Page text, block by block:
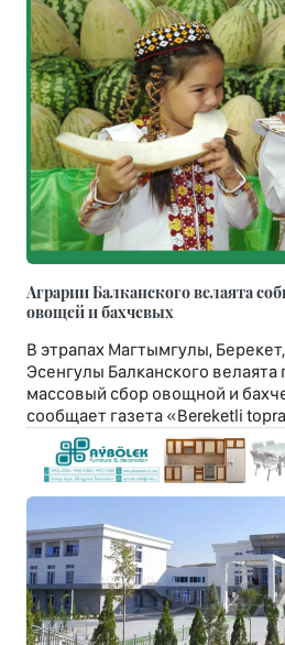
Аграрии Балканского велаята
овощей и бахчевых
В этрапах Магтымгулы,
Эсенгулы Балканского
массовый сбор овощной и
сообщает газета «Bereketli